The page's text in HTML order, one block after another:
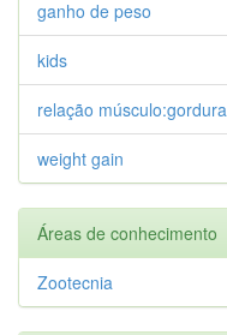
ganho de peso
kids
relação músculo:gordura
weight gain
Áreas de conhecimento
Zootecnia